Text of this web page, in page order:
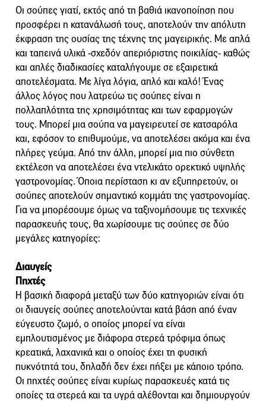
Οι σούπες γιατί, εκτός από τη βαθιά ικανοποίηση που
προσφέρει η κατανάλωσή τους, αποτελούν την απόλυτη
έκφραση της ουσίας της τέχνης της μαγειρικής. Με απλά
και ταπεινά υλικά -σχεδόν απεριόριστης ποικιλίας- καθώς
και απλές διαδικασίες καταλήγουμε σε εξαιρετικά
αποτελέσματα. Με λίγα λόγια, απλό και καλό! Ένας
άλλος λόγος που λατρεύω τις σούπες είναι η
πολλαπλότητα της χρησιμότητας και των εφαρμογών
τους. Μπορεί μια σούπα να μαγειρευτεί σε κατσαρόλα
και, εφόσον το επιθυμούμε, να αποτελέσει ακόμα και ένα
πλήρες γεύμα. Από την άλλη, μπορεί μια πιο σύνθετη
εκτέλεση να αποτελέσει ένα ντελικάτο ορεκτικό υψηλής
γαστρονομίας. Όποια περίσταση κι αν εξυπηρετούν, οι
σούπες αποτελούν σημαντικό κομμάτι της γαστρονομίας.
Για να μπορέσουμε όμως να ταξινομήσουμε τις τεχνικές
παρασκευής τους, θα χωρίσουμε τις σούπες σε δύο
μεγάλες κατηγορίες:
Διαυγείς
Πηχτές
Η βασική διαφορά μεταξύ των δύο κατηγοριών είναι ότι
οι διαυγείς σούπες αποτελούνται κατά βάση από έναν
εύγευστο ζωμό, ο οποίος μπορεί να είναι
εμπλουτισμένος με διάφορα στερεά τρόφιμα όπως
κρεατικά, λαχανικά και ο οποίος έχει τη φυσική
πυκνότητά του, δηλαδή δεν έχει πήξει με κάποιο τρόπο.
Οι πηχτές σούπες είναι κυρίως παρασκευές κατά τις
οποίες τα στερεά και τα υγρά αλέθονται και δημιουργούν